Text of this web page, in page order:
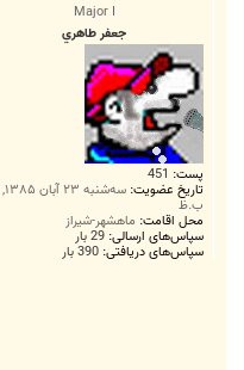
Major I
جعفر طاهري
پست: 451
تاریخ عضویت:
ب.ظ
محل اقامت: ماهشهر-شیراز
سپاس‌های ارسالی: 29 بار
سپاس‌های دریافتی: 390 بار